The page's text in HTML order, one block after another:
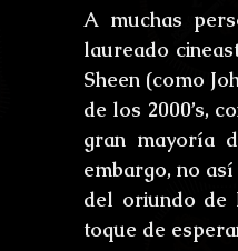
A muchas
laureado
Sheen (como
de los 2000’s,
gran mayoría
embargo, no
del oriundo de
toque de